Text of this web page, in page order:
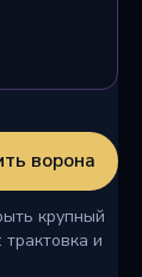
ворона
крупный
и